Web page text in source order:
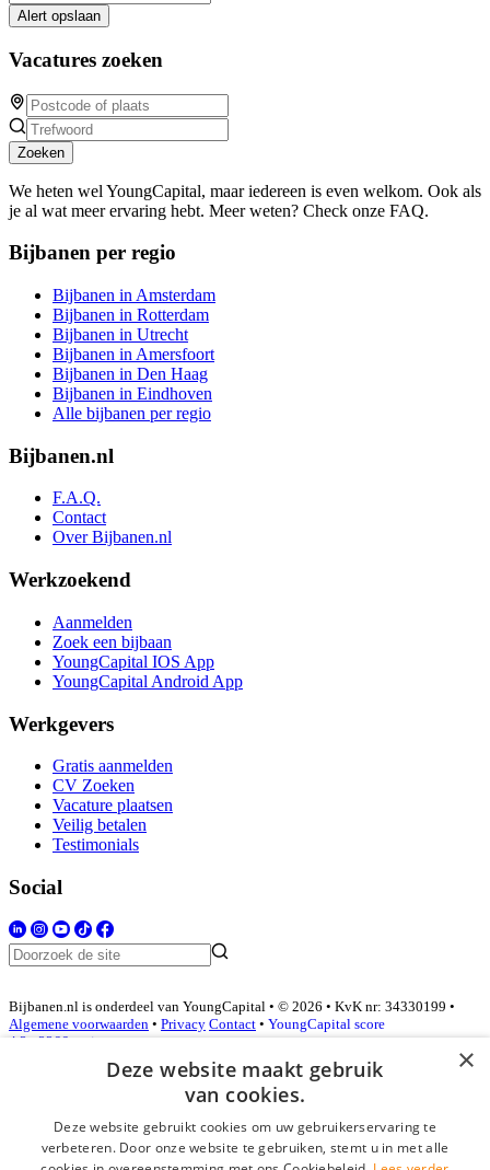
Alert opslaan
Vacatures zoeken
Zoeken
We heten wel YoungCapital, maar iedereen is even welkom. Ook als
je al wat meer ervaring hebt. Meer weten? Check onze FAQ.
Bijbanen per regio
Bijbanen in Amsterdam
Bijbanen in Rotterdam
Bijbanen in Utrecht
Bijbanen in Amersfoort
Bijbanen in Den Haag
Bijbanen in Eindhoven
Alle bijbanen per regio
Bijbanen.nl
F.A.Q.
Contact
Over Bijbanen.nl
Werkzoekend
Aanmelden
Zoek een bijbaan
YoungCapital IOS App
YoungCapital Android App
Werkgevers
Gratis aanmelden
CV Zoeken
Vacature plaatsen
Veilig betalen
Testimonials
Social
Bijbanen.nl is onderdeel van YoungCapital • © 2026 • KvK nr: 34330199 •
Algemene voorwaarden • Privacy Contact • YoungCapital score
4.3 - 3366 reviews
Inloggen als bedrijf
*
×
Deze website maakt gebruik
van cookies.
Deze website gebruikt cookies om uw gebruikerservaring te
verbeteren. Door onze website te gebruiken, stemt u in met alle